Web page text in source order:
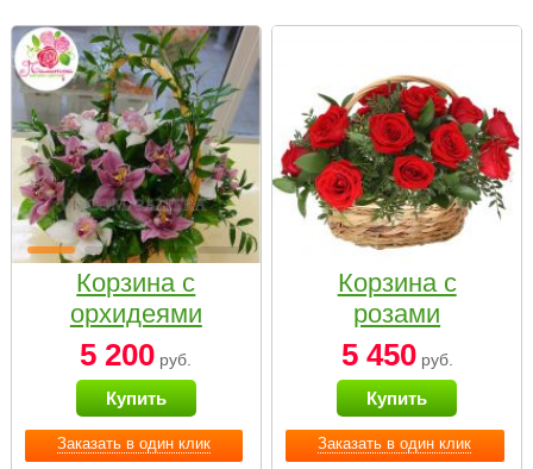
Заказать в один клик
Корзина с
орхидеями
малая
5 200 руб.
Купить
Заказать в один клик
Корзина с
розами
«Красный
Париж»
5 450руб.
Купить